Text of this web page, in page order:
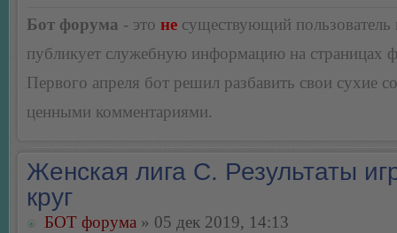
Бот форума - это не существующий пользователь
публикует служебную информацию на страницах
Первого апреля бот решил разбавить свои сухие
ценными комментариями.
Женская лига С. Результаты
круг
БОТ форума » 05 дек 2019, 14:13